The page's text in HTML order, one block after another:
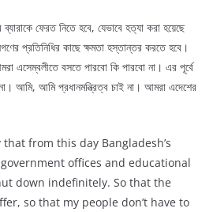
ফেরত নিতে হবে, যেভাবে হত্যা করা হয়েছে
প্রতিনিধির কাছে ক্ষমতা হস্তান্তর করতে হবে।
এসেম্বলীতে বসতে পারবো কি পারবো না। এর পূর্বে
আমি, আমি প্রধানমন্ত্রিত্ব চাই না। আমরা এদেশের
from this day Bangladesh’s
offices and educational
down indefinitely. So that the
so that my people don’t have to